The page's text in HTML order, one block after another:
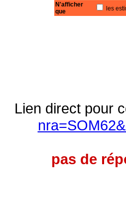
N'afficher
que
les
Lien direct pour
pas de